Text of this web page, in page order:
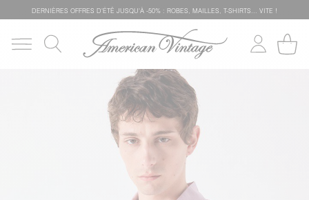
DERNIÈRES OFFRES D'ÉTÊ JUSQU'À -50% : ROBES, MAILLES, T-SHIRTS... VITE !